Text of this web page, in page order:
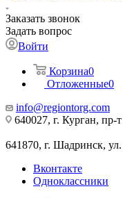
Заказать звонок
Задать вопрос
Войти
Корзина0
Отложенные0
info@regiontorg.com
640027, г. Курган,
641870, г. Шадринск,
Вконтакте
Одноклассники